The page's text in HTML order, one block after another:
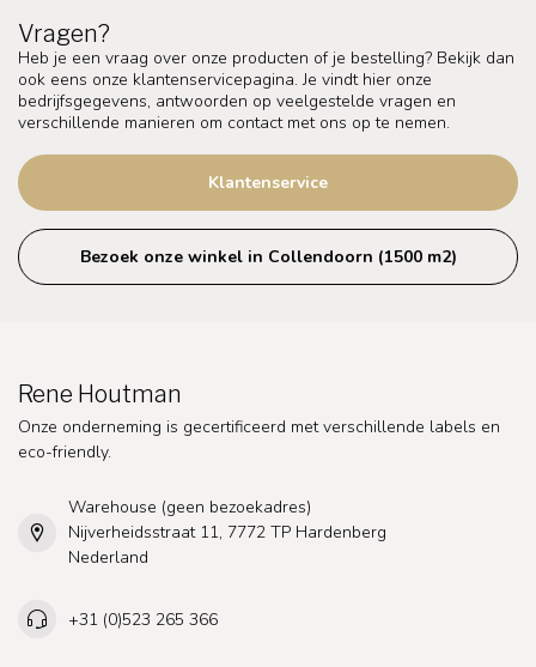
Vragen?
Heb je een vraag over onze producten of je bestelling? Bekijk dan
ook eens onze klantenservicepagina. Je vindt hier onze
bedrijfsgegevens, antwoorden op veelgestelde vragen en
verschillende manieren om contact met ons op te nemen.
Klantenservice
Bezoek onze winkel in Collendoorn (1500 m2)
Rene Houtman
Onze onderneming is gecertificeerd met verschillende labels en
eco-friendly.
Warehouse (geen bezoekadres)
Nijverheidsstraat 11, 7772 TP Hardenberg
Nederland
+31 (0)523 265 366